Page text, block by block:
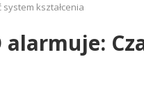
kształcenia